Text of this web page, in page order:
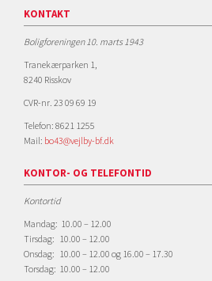
KONTAKT
Boligforeningen 10. marts 1943
Tranekærparken 1,
8240 Risskov
CVR-nr. 23 09 69 19
Telefon: 8621 1255
Mail: bo43@vejlby-bf.dk
KONTOR- OG TELEFONTID
Kontortid
Mandag: 10.00 – 12.00
Tirsdag: 10.00 – 12.00
Onsdag: 10.00 – 12.00 og 16.00 – 17.30
Torsdag: 10.00 – 12.00